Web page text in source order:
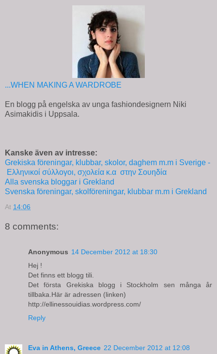
...WHEN MAKING A WARDROBE
En blogg på engelska av unga fashiondesignern Niki
Asimakidis i Uppsala.
Kanske även av intresse:
Grekiska föreningar, klubbar, skolor, daghem m.m i Sverige -
Ελληνικοί σύλλογοι, σχολεία κ.α στην Σουηδία
Alla svenska bloggar i Grekland
Svenska föreningar, skolföreningar, klubbar m.m i Grekland
At 14:06
8 comments:
Anonymous 14 December 2012 at 18:30
Hej !
Det finns ett blogg tili.
Det första Grekiska blogg i Stockholm sen många år
tillbaka.Här är adressen (linken)
http://ellinessouidias.wordpress.com/
Reply
Eva in Athens, Greece 22 December 2012 at 12:08